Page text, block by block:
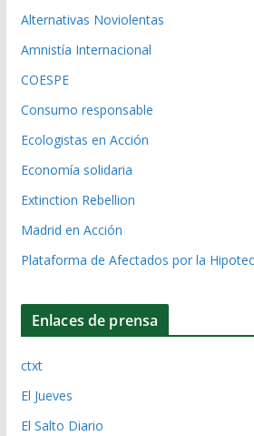
Alternativas Noviolentas
Amnistía Internacional
COESPE
Consumo responsable
Ecologistas en Acción
Economía solidaria
Extinction Rebellion
Madrid en Acción
Plataforma de Afectados por la
Enlaces de prensa
ctxt
El Jueves
El Salto Diario